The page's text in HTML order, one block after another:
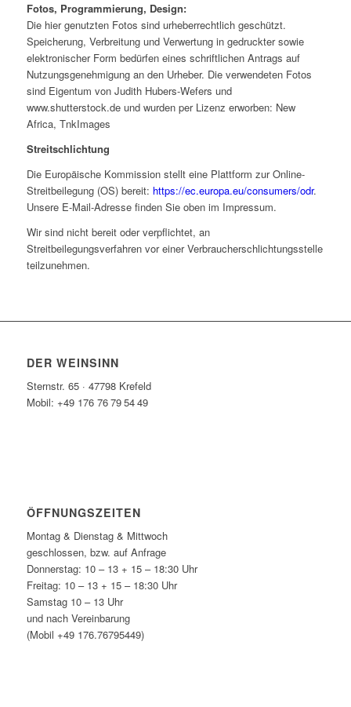
Fotos, Programmierung, Design:
Die hier genutzten Fotos sind urheberrechtlich geschützt.
Speicherung, Verbreitung und Verwertung in gedruckter sowie
elektronischer Form bedürfen eines schriftlichen Antrags auf
Nutzungsgenehmigung an den Urheber. Die verwendeten Fotos
sind Eigentum von Judith Hubers-Wefers und
www.shutterstock.de und wurden per Lizenz erworben: New
Africa, TnkImages
Streitschlichtung
Die Europäische Kommission stellt eine Plattform zur Online-
Streitbeilegung (OS) bereit: https://ec.europa.eu/consumers/odr.
Unsere E-Mail-Adresse finden Sie oben im Impressum.
Wir sind nicht bereit oder verpflichtet, an
Streitbeilegungsverfahren vor einer Verbraucherschlichtungsstelle
teilzunehmen.
DER WEINSINN
Sternstr. 65 · 47798 Krefeld
Mobil: +49 176 76 79 54 49
ÖFFNUNGSZEITEN
Montag & Dienstag & Mittwoch
geschlossen, bzw. auf Anfrage
Donnerstag: 10 – 13 + 15 – 18:30 Uhr
Freitag: 10 – 13 + 15 – 18:30 Uhr
Samstag 10 – 13 Uhr
und nach Vereinbarung
(Mobil +49 176.76795449)